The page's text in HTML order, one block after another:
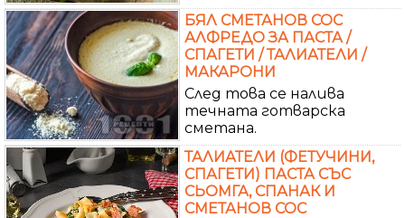
БЯЛ СМЕТАНОВ СОС
АЛФРЕДО ЗА ПАСТА /
СПАГЕТИ / ТАЛИАТЕЛИ /
МАКАРОНИ
След това се налива
течната готварска
сметана.
ТАЛИАТЕЛИ (ФЕТУЧИНИ,
СПАГЕТИ) ПАСТА СЪС
СЬОМГА, СПАНАК И
СМЕТАНОВ СОС